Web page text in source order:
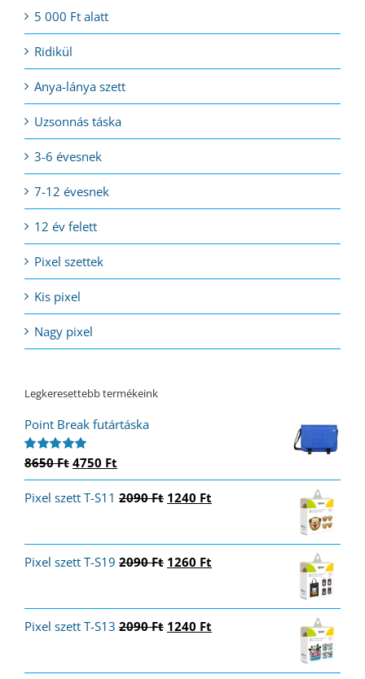
5 000 Ft alatt
Ridikül
Anya-lánya szett
Uzsonnás táska
3-6 évesnek
7-12 évesnek
12 év felett
Pixel szettek
Kis pixel
Nagy pixel
Legkeresettebb termékeink
Point Break futártáska
Értékelés:
8650Ft Original
price
was:
4750 Ft
price
is:
Pixel szett T-S11 2090Ft Original
1240 Ft
Pixel szett T-S19 2090Ft Original
1260 Ft
Pixel szett T-S13 2090Ft Original
1240 Ft